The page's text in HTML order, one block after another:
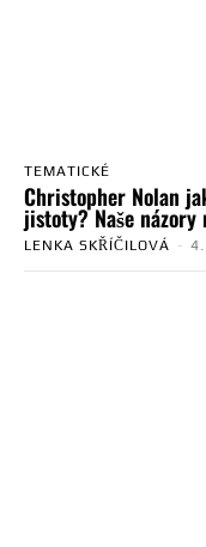
TEMATICKÉ
Christopher Nolan
jistoty? Naše názory
LENKA SKŘÍČILOVÁ -